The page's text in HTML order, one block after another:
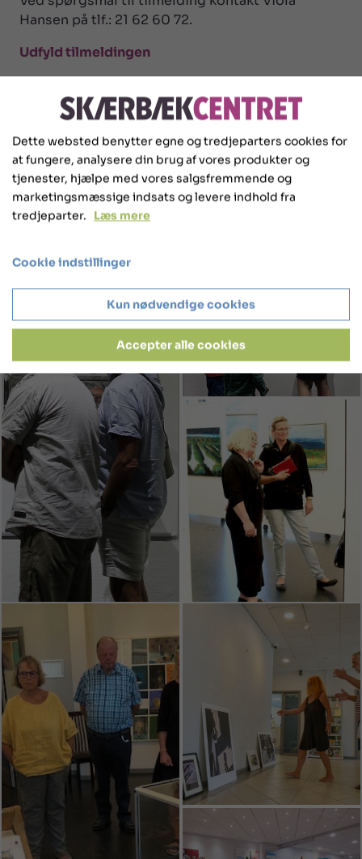
Hansen på tlf.: 21 62 60 72.
Udfyld tilmeldingen
Dette websted benytter egne og tredjeparters cookies for
at fungere, analysere din brug af vores produkter og
tjenester, hjælpe med vores salgsfremmende og
marketingsmæssige indsats og levere indhold fra
tredjeparter. Læs mere
Cookie indstillinger
Kun nødvendige cookies
Accepter alle cookies